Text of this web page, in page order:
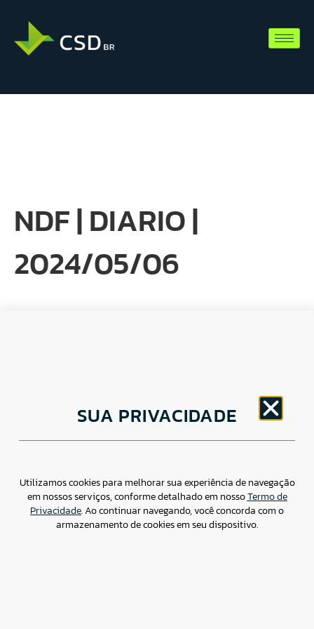
NDF | DIARIO |
2024/05/06
Av. Brigadeiro Faria Lima, 1779 – 5oAndar Jardim
Paulistano, São Paulo/ SP – CEP: 01452-914
Assessoria de imprensa: imprensa@csdbr.com
SUA PRIVACIDADE
Utilizamos cookies para melhorar sua experiência de navegação
em nossos serviços, conforme detalhado em nossoTermo de
Privacidade. Ao continuar navegando, você concorda com o
armazenamento de cookies em seu dispositivo.